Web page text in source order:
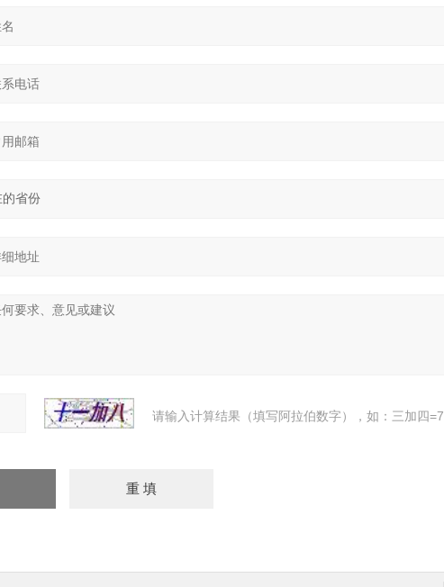
请输入计算结果（填写阿拉伯数字），如：三加四=7